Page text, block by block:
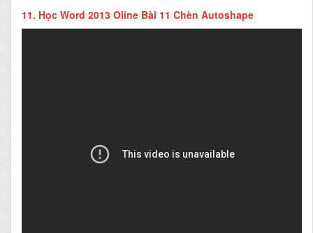
11. Học Word 2013 Oline Bài 11 Chèn Autoshape